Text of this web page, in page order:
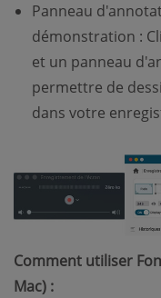
Panneau
démonstration :
et un panneau
permettre de
dans votre
Comment utiliser
Mac) :